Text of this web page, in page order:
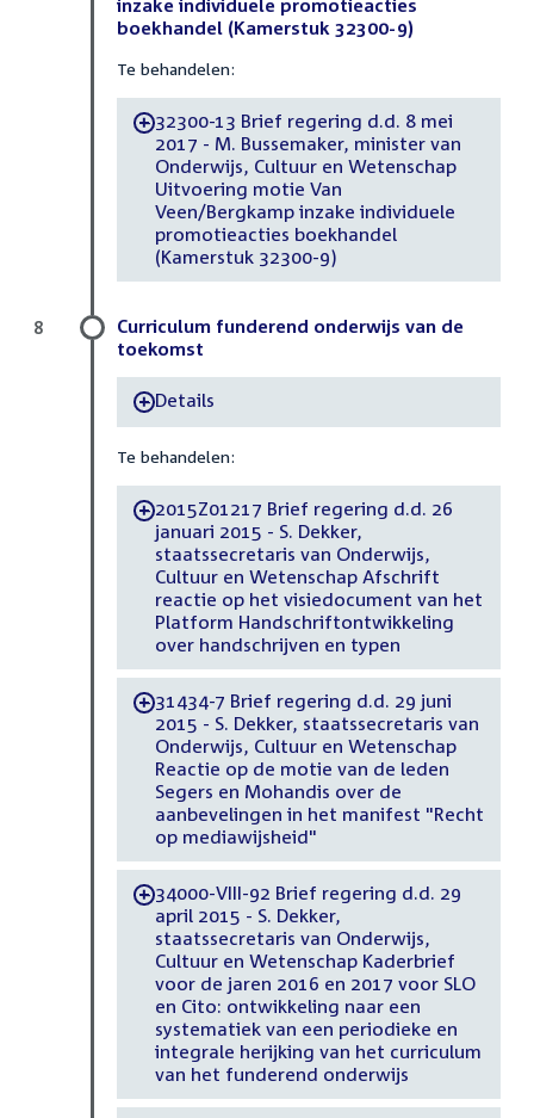
inzake individuele promotieacties
boekhandel (Kamerstuk 32300-9)
Te behandelen:
-32300-13 Brief regering d.d. 8 mei
2017 - M. Bussemaker, minister van
Onderwijs, Cultuur en Wetenschap
Uitvoering motie Van
Veen/Bergkamp inzake individuele
promotieacties boekhandel
(Kamerstuk 32300-9)
Curriculum funderend onderwijs van de
toekomst
-Details
Te behandelen:
-2015Z01217 Brief regering d.d. 26
januari 2015 - S. Dekker,
staatssecretaris van Onderwijs,
Cultuur en Wetenschap Afschrift
reactie op het visiedocument van het
Platform Handschriftontwikkeling
over handschrijven en typen
-31434-7 Brief regering d.d. 29 juni
2015 - S. Dekker, staatssecretaris van
Onderwijs, Cultuur en Wetenschap
Reactie op de motie van de leden
Segers en Mohandis over de
aanbevelingen in het manifest "Recht
op mediawijsheid"
-34000-VIII-92 Brief regering d.d. 29
april 2015 - S. Dekker,
staatssecretaris van Onderwijs,
Cultuur en Wetenschap Kaderbrief
voor de jaren 2016 en 2017 voor SLO
en Cito: ontwikkeling naar een
systematiek van een periodieke en
integrale herijking van het curriculum
van het funderend onderwijs
8